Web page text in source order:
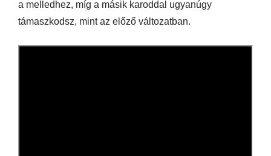
a melledhez, míg a másik karoddal ugyanúgy
támaszkodsz, mint az előző változatban.